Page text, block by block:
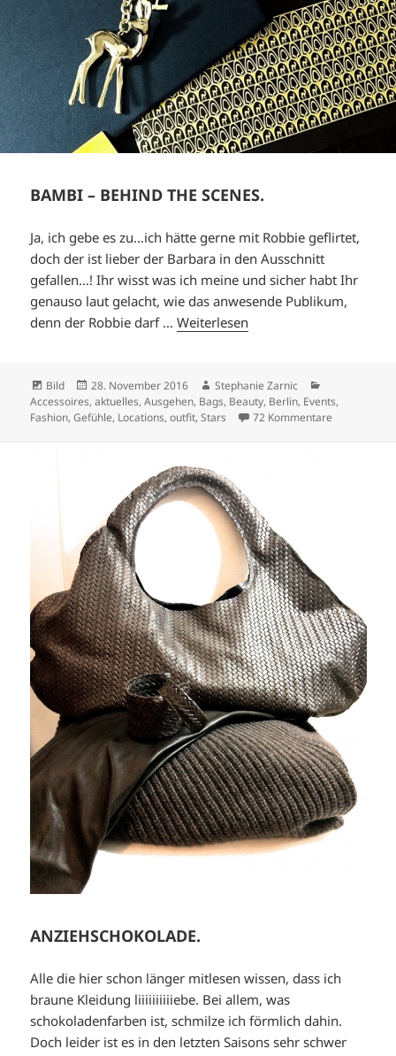
BAMBI – BEHIND THE SCENES.
Ja, ich gebe es zu…ich hätte gerne mit Robbie geflirtet,
doch der ist lieber der Barbara in den Ausschnitt
gefallen…! Ihr wisst was ich meine und sicher habt Ihr
genauso laut gelacht, wie das anwesende Publikum,
denn der Robbie darf …Weiterlesen
Format
Bild
Veröffentlicht
am
28. November 2016 Autor
Stephanie Zarnic
Accessoires,aktuelles,Ausgehen, Bags, Beauty, Berlin, Events,
Fashion,Gefühle, Locations,outfit,Stars 72 Kommentare
ANZIEHSCHOKOLADE.
Alle die hier schon länger mitlesen wissen, dass ich
braune Kleidung liiiiiiiiiiebe. Bei allem, was
schokoladenfarben ist, schmilze ich förmlich dahin.
Doch leider ist es in den letzten Saisons sehr schwer